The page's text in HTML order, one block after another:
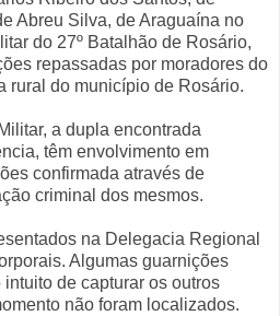
Abreu Silva, de Araguaína no
do 27º Batalhão de Rosário,
repassadas por moradores do
rural do município de Rosário.
a dupla encontrada
têm envolvimento em
confirmada através de
criminal dos mesmos.
na Delegacia Regional
Algumas guarnições
de capturar os outros
não foram localizados.